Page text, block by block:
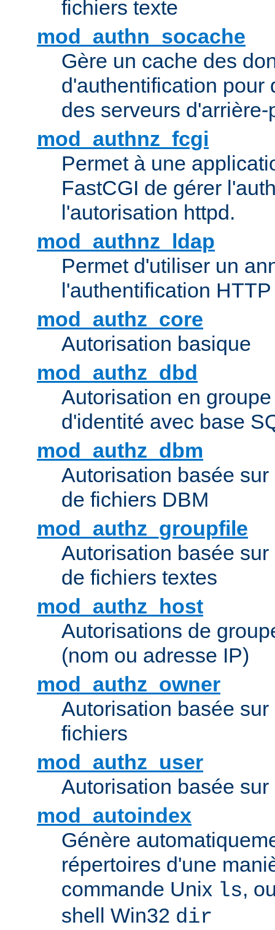
fichiers texte
mod_authn_socache
Gère un cache des
d'authentification pour
des serveurs d'arrière-
mod_authnz_fcgi
Permet à une
FastCGI de gérer
l'autorisation httpd.
mod_authnz_ldap
Permet d'utiliser un
l'authentification
mod_authz_core
Autorisation basique
mod_authz_dbd
Autorisation en
d'identité avec base
mod_authz_dbm
Autorisation basée
de fichiers DBM
mod_authz_groupfile
Autorisation basée
de fichiers textes
mod_authz_host
Autorisations de
(nom ou adresse IP)
mod_authz_owner
Autorisation basée
fichiers
mod_authz_user
Autorisation basée
mod_autoindex
Génère
répertoires d'une
commande Unix ls,
shell Win32 dir